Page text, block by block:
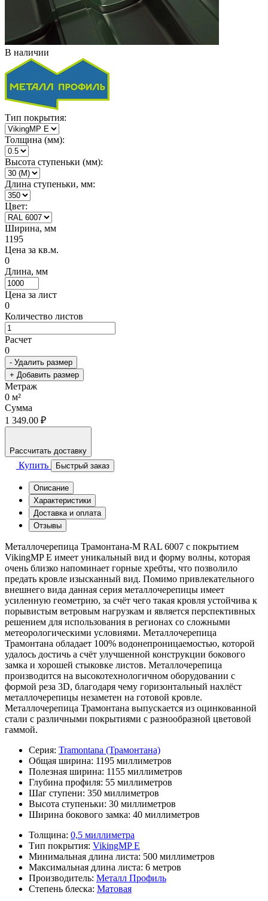
В наличии
Тип покрытия:
Толщина (мм):
Высота ступеньки (мм):
Длина ступеньки, мм:
Цвет:
Ширина, мм
1195
Цена за кв.м.
0
Длина, мм
Цена за лист
0
Количество листов
Расчет
0
- Удалить размер
+ Добавить размер
Метраж
0 м²
Сумма
1 349.00 ₽
Рассчитать доставку
Купить Быстрый заказ
Описание
Характеристики
Доставка и оплата
Отзывы
Металлочерепица Трамонтана-M RAL 6007 с покрытием
VikingMP E имеет уникальный вид и форму волны, которая
очень близко напоминает горные хребты, что позволило
предать кровле изысканный вид. Помимо привлекательного
внешнего вида данная серия металлочерепицы имеет
усиленную геометрию, за счёт чего такая кровля устойчива к
порывистым ветровым нагрузкам и является перспективных
решением для использования в регионах со сложными
метеорологическими условиями. Металлочерепица
Трамонтана обладает 100% водонепроницаемостью, которой
удалось достичь а счёт улучшенной конструкции бокового
замка и хорошей стыковке листов. Металлочерепица
производится на высокотехнологичном оборудовании с
формой реза 3D, благодаря чему горизонтальный нахлёст
металлочерепицы незаметен на готовой кровле.
Металлочерепица Трамонтана выпускается из оцинкованной
стали с различными покрытиями с разнообразной цветовой
гаммой.
Серия: Tramontana (Трамонтана)
Общая ширина: 1195 миллиметров
Полезная ширина: 1155 миллиметров
Глубина профиля: 55 миллиметров
Шаг ступени: 350 миллиметров
Высота ступеньки: 30 миллиметров
Ширина бокового замка: 40 миллиметров
Толщина: 0,5 миллиметра
Тип покрытия: VikingMP E
Минимальная длина листа: 500 миллиметров
Максимальная длина листа: 6 метров
Производитель: Металл Профиль
Степень блеска: Матовая